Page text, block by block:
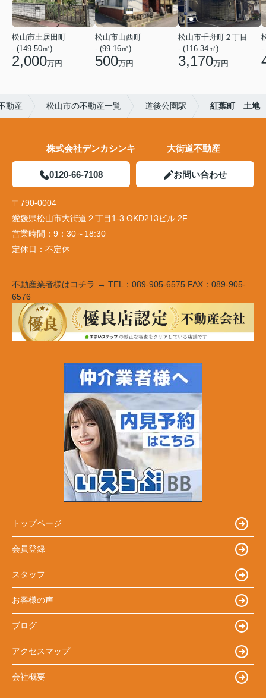
松山市土居田町
- (149.50㎡)
2,000万円
松山市山西町
- (99.16㎡)
500万円
松山市千舟町２丁目
- (116.34㎡)
3,170万円
-
動産 松山市の不動産一覧 道後公園駅 紅葉町 土地
株式会社デンカシンキ 大街道不動産
0120-66-7108 お問い合わせ
〒790-0004
愛媛県松山市大街道２丁目1-3 OKD213ビル 2F
営業時間： 9：30～18:30
定休日： 不定休
不動産業者様はコチラ → TEL：089-905-6575 FAX：089-905-
6576
トップページ
会員登録
スタッフ
お客様の声
ブログ
アクセスマップ
会社概要